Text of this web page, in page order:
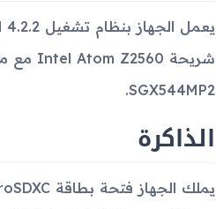
SGX544MP2.
الذاكرة